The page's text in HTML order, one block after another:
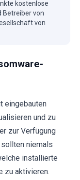
kostenlose
Betreiber von
von
eingebauten
und zu
zur Verfügung
niemals
installierte
zu aktivieren.